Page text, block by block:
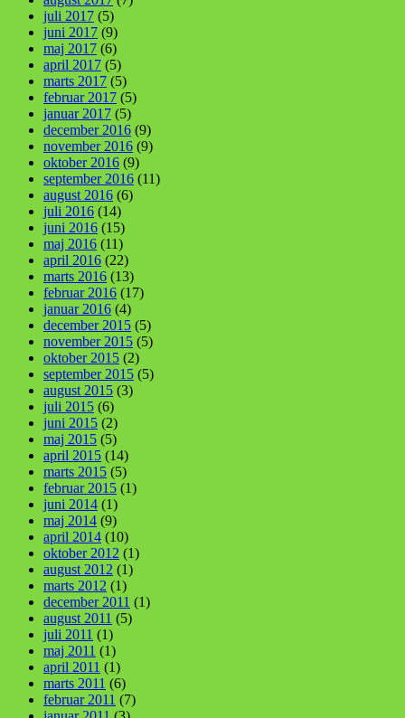
juli 2017 (5)
juni 2017 (9)
maj 2017 (6)
april 2017 (5)
marts 2017 (5)
februar 2017 (5)
januar 2017 (5)
december 2016 (9)
november 2016 (9)
oktober 2016 (9)
september 2016 (11)
august 2016 (6)
juli 2016 (14)
juni 2016 (15)
maj 2016 (11)
april 2016 (22)
marts 2016 (13)
februar 2016 (17)
januar 2016 (4)
december 2015 (5)
november 2015 (5)
oktober 2015 (2)
september 2015 (5)
august 2015 (3)
juli 2015 (6)
juni 2015 (2)
maj 2015 (5)
april 2015 (14)
marts 2015 (5)
februar 2015 (1)
juni 2014 (1)
maj 2014 (9)
april 2014 (10)
oktober 2012 (1)
august 2012 (1)
marts 2012 (1)
december 2011 (1)
august 2011 (5)
juli 2011 (1)
maj 2011 (1)
april 2011 (1)
marts 2011 (6)
februar 2011 (7)